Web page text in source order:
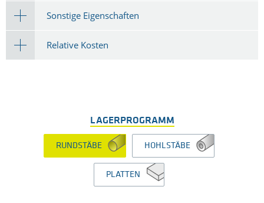
Sonstige Eigenschaften
Relative Kosten
LAGERPROGRAMM
RUNDSTÄBE HOHLSTÄBE
PLATTEN